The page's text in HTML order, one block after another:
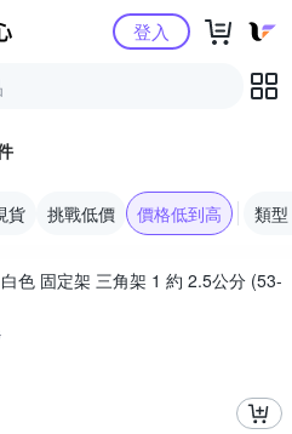
Yahoo購物中心登入
貨 挑戰低價 價格低到高 類型
色 固定架 三角架 1 約 2.5公分 (53-